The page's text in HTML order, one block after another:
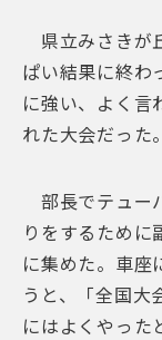
県立みさきが
ぱい結果に終わ
に強い、よく言
れた大会だった。
部長でテュー
りをするために
に集めた。車座
うと、「全国大
にはよくやった